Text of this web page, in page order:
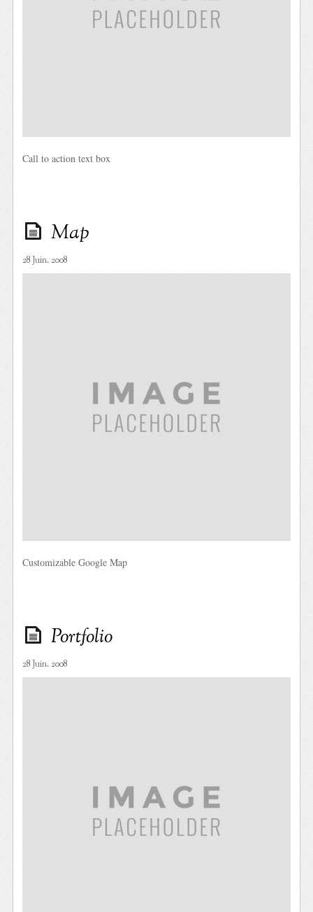
Call to action text box
Map
28 Juin. 2008
Customizable Google Map
Portfolio
28 Juin. 2008